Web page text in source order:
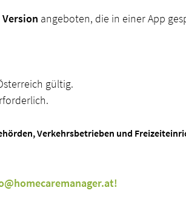
angeboten, die in einer App
gültig.
Verkehrsbetrieben und